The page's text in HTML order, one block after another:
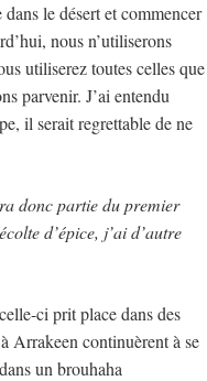
le désert et commencer
nous n’utiliserons
utiliserez toutes celles que
parvenir. J’ai entendu
il serait regrettable de ne
donc partie du premier
d’épice, j’ai d’autre
ci prit place dans des
Arrakeen continuèrent à se
un brouhaha